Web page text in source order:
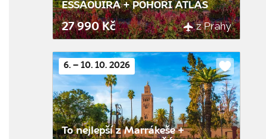
ESSAOUIRA + POHOŘÍ ATLAS
27 990 Kč z Prahy
6. – 10. 10. 2026
Do
oblíbených
To nejlepší z Marrákeše +